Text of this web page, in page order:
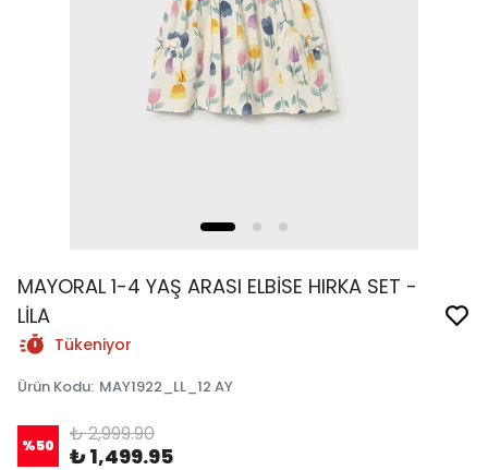
MAYORAL 1-4 YAŞ ARASI ELBİSE HIRKA SET -
LİLA
Tükeniyor
Ürün Kodu: MAY1922_LL_12 AY
%50 ₺ 2,999.90
₺ 1,499.95